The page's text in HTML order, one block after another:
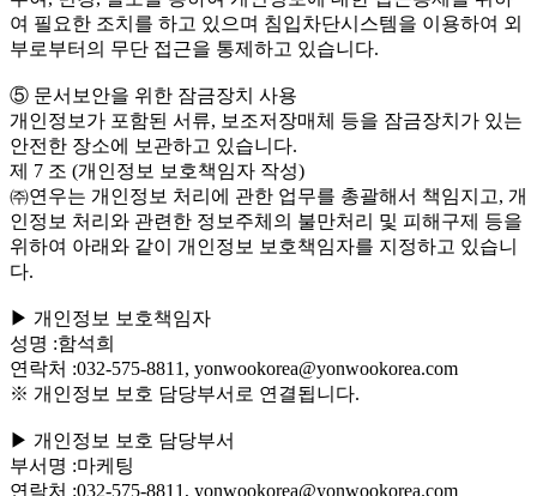
여 필요한 조치를 하고 있으며 침입차단시스템을 이용하여 외
부로부터의 무단 접근을 통제하고 있습니다.
⑤ 문서보안을 위한 잠금장치 사용
개인정보가 포함된 서류, 보조저장매체 등을 잠금장치가 있는
안전한 장소에 보관하고 있습니다.
제 7 조 (개인정보 보호책임자 작성)
㈜연우는 개인정보 처리에 관한 업무를 총괄해서 책임지고, 개
인정보 처리와 관련한 정보주체의 불만처리 및 피해구제 등을
위하여 아래와 같이 개인정보 보호책임자를 지정하고 있습니
다.
▶ 개인정보 보호책임자
성명 :함석희
연락처 :032-575-8811, yonwookorea@yonwookorea.com
※ 개인정보 보호 담당부서로 연결됩니다.
▶ 개인정보 보호 담당부서
부서명 :마케팅
연락처 :032-575-8811, yonwookorea@yonwookorea.com